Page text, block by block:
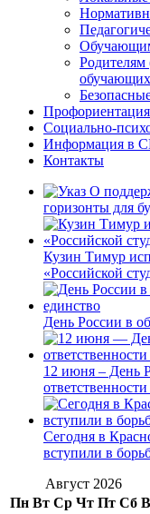
Родителям
Профориентация
Социально-
Информация в
Контакты
горизонты для
Кузин Тимур
«Российской
День России в
12 июня – День
Сегодня в
вступили в
Август 2026
Пн Вт Ср Чт Пт Сб